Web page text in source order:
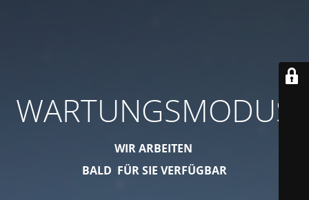
WARTUNGSMODUS
WIR ARBEITEN
BALD FÜR SIE VERFÜGBAR